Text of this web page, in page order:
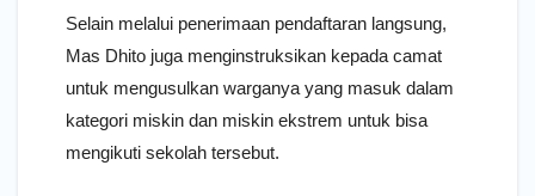
Selain melalui penerimaan pendaftaran langsung,
Mas Dhito juga menginstruksikan kepada camat
untuk mengusulkan warganya yang masuk dalam
kategori miskin dan miskin ekstrem untuk bisa
mengikuti sekolah tersebut.